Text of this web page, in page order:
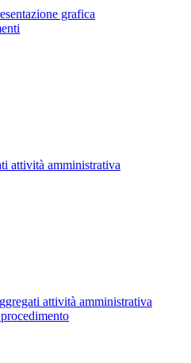
grafica
attività amministrativa
attività amministrativa